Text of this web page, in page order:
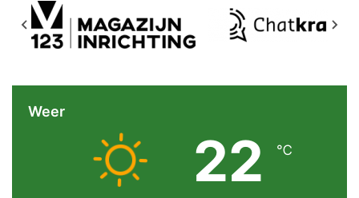
Weer
22 ℃